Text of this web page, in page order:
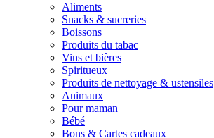
Aliments
Snacks & sucreries
Boissons
Produits du tabac
Vins et bières
Spiritueux
Produits de nettoyage & ustensiles
Animaux
Pour maman
Bébé
Bons & Cartes cadeaux